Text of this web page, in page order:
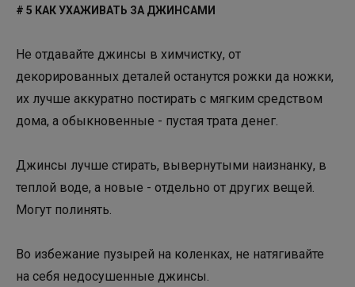
# 5 КАК УХАЖИВАТЬ ЗА ДЖИНСАМИ
Не отдавайте джинсы в химчистку, от
декорированных деталей останутся рожки да ножки,
их лучше аккуратно постирать с мягким средством
дома, а обыкновенные - пустая трата денег.
Джинсы лучше стирать, вывернутыми наизнанку, в
теплой воде, а новые - отдельно от других вещей.
Могут полинять.
Во избежание пузырей на коленках, не натягивайте
на себя недосушенные джинсы.